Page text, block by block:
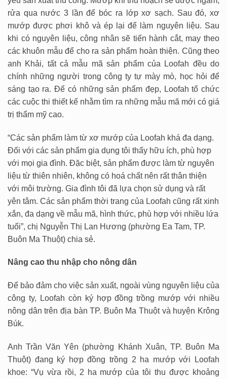
rửa qua nước 3 lần để bóc ra lớp xơ sạch. Sau đó, xơ
mướp được phơi khô và ép lại để làm nguyên liệu. Sau
khi có nguyên liệu, công nhân sẽ tiến hành cắt, may theo
các khuôn mẫu để cho ra sản phẩm hoàn thiện. Cũng theo
anh Khải, tất cả mẫu mã sản phẩm của Loofah đều do
chính những người trong công ty tự mày mò, học hỏi để
sáng tạo ra. Để có những sản phẩm đẹp, Loofah tổ chức
các cuộc thi thiết kế nhằm tìm ra những mẫu mã mới có giá
trị thẩm mỹ cao.
“Các sản phẩm làm từ xơ mướp của Loofah khá đa dạng.
Đối với các sản phẩm gia dụng tôi thấy hữu ích, phù hợp
với mọi gia đình. Đặc biệt, sản phẩm được làm từ nguyên
liệu từ thiên nhiên, không có hoá chất nên rất thân thiện
với môi trường. Gia đình tôi đã lựa chọn sử dụng và rất
yên tâm. Các sản phẩm thời trang của Loofah cũng rất xinh
xắn, đa dạng về mẫu mã, hình thức, phù hợp với nhiều lứa
tuổi”, chị Nguyễn Thị Lan Hương (phường Ea Tam, TP.
Buôn Ma Thuột) chia sẻ.
Nâng cao thu nhập cho nông dân
Để bảo đảm cho việc sản xuất, ngoài vùng nguyên liệu của
công ty, Loofah còn ký hợp đồng trồng mướp với nhiều
nông dân trên địa bàn TP. Buôn Ma Thuột và huyện Krông
Búk.
Anh Trần Văn Yên (phường Khánh Xuân, TP. Buôn Ma
Thuột) đang ký hợp đồng trồng 2 ha mướp với Loofah
khoe: “Vụ vừa rồi, 2 ha mướp của tôi thu được khoảng